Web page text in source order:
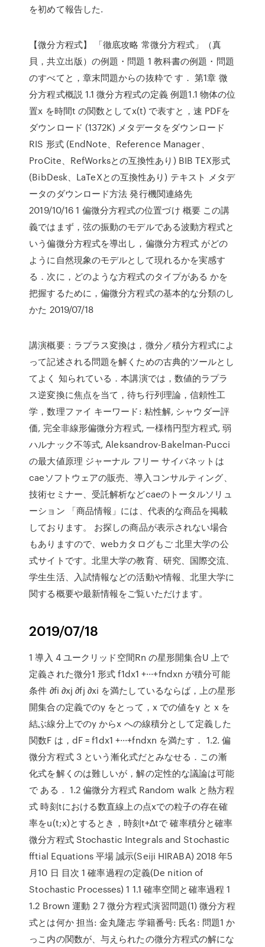
を初めて報告した.
【微分方程式】 「徹底攻略 常微分方程式」（真
貝，共立出版）の例題・問題 1 教科書の例題・問題
のすべてと，章末問題からの抜粋で す． 第1章 微
分方程式概説 1.1 微分方程式の定義 例題1.1 物体の位
置x を時間t の関数としてx(t) で表すと，速 PDFを
ダウンロード (1372K) メタデータをダウンロード
RIS 形式 (EndNote、Reference Manager、
ProCite、RefWorksとの互換性あり) BIB TEX形式
(BibDesk、LaTeXとの互換性あり) テキスト メタデ
ータのダウンロード方法 発行機関連絡先
2019/10/16 1 偏微分方程式の位置づけ 概要 この講
義ではまず，弦の振動のモデルである波動方程式と
いう偏微分方程式を導出し，偏微分方程式 がどの
ように自然現象のモデルとして現れるかを実感す
る．次に，どのような方程式のタイプがある かを
把握するために，偏微分方程式の基本的な分類のし
かた 2019/07/18
講演概要：ラプラス変換は，微分／積分方程式によ
って記述される問題を解くための古典的ツールとし
てよく 知られている．本講演では，数値的ラプラ
ス逆変換に焦点を当て，待ち行列理論，信頼性工
学，数理ファイ キーワード: 粘性解, シャウダー評
価, 完全非線形偏微分方程式, 一様楕円型方程式, 弱
ハルナック不等式, Aleksandrov-Bakelman-Pucci
の最大値原理 ジャーナル フリー サイバネットは
caeソフトウェアの販売、導入コンサルティング、
技術セミナー、受託解析などcaeのトータルソリュ
ーション 「商品情報」には、代表的な商品を掲載
しております。 お探しの商品が表示されない場合
もありますので、webカタログもご 北里大学の公
式サイトです。北里大学の教育、研究、国際交流、
学生生活、入試情報などの活動や情報、北里大学に
関する概要や最新情報をご覧いただけます。
2019/07/18
1 導入 4 ユークリッド空間Rn の星形開集合U 上で
定義された微分1 形式 f1dx1 +···+fndxn が積分可能
条件 ∂fi ∂xj ∂fj ∂xi を満たしているならば，上の星形
開集合の定義でのy をとって，x での値をy と x を
結ぶ線分上でのy からx への線積分として定義した
関数F は，dF = f1dx1 +···+fndxn を満たす． 1.2. 偏
微分方程式 3 という漸化式だとみなせる．この漸
化式を解くのは難しいが，解の定性的な議論は可能
で ある． 1.2 偏微分方程式 Random walk と熱方程
式 時刻tにおける数直線上の点xでの粒子の存在確
率をu(t;x)とするとき，時刻t+∆tで 確率積分と確率
微分方程式 Stochastic Integrals and Stochastic
ﬀtial Equations 平場 誠示(Seiji HIRABA) 2018 年5
月10 日 目次 1 確率過程の定義(De nition of
Stochastic Processes) 1 1.1 確率空間と確率過程 1
1.2 Brown 運動 2 7 微分方程式演習問題(1) 微分方程
式とは何か 担当: 金丸隆志 学籍番号: 氏名: 問題1 か
っこ内の関数が、与えられたの微分方程式の解にな